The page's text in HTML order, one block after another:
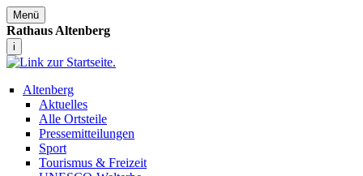
Menü
Rathaus Altenberg
i
Altenberg
Aktuelles
Alle Ortsteile
Pressemitteilungen
Sport
Tourismus & Freizeit